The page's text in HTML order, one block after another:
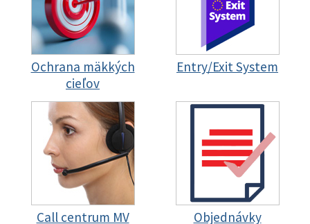
Ochrana mäkkých
cieľov
Entry/Exit System
Call centrum MV
Objednávky